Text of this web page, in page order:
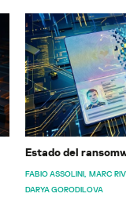
Estado del
FABIO ASSOLINI MARC
DARYA GORODILOVA